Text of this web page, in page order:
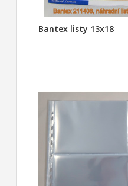
Bantex listy 13x18
--